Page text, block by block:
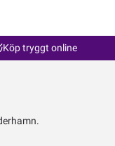
Köp tryggt online